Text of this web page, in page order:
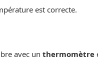
est correcte.
avec un thermomètre